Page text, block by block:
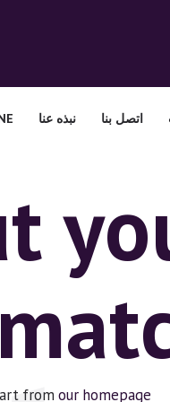
اتصل بنا نبذه عنا
from our homepage